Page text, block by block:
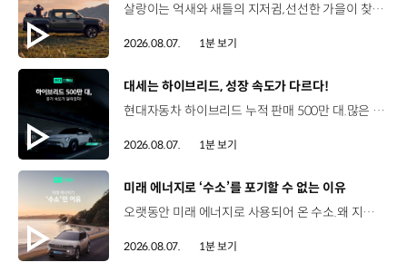
살랑이는 억새와 새들의 지저귐,선선한 가을이 찾아오는 소리. 더 기아 타스만과 함께 계절을 만나보세요. 🎧 *본 영상은 AI를 활용해 제작했습니다. #기아 #더기아타스만 #타스만 #가을 #입추 #Tasman #ASMR
2026.08.07. 1분 보기
[동영상]
대세는 하이브리드, 성장 속도가 다르다!
현대자동차 하이브리드 누적 판매 500만 대.많은 운전자들이 선택한 이유는 무엇일까요? 현대진행형 팟캐스트 EP.21에서 확인하세요.📻 #현대자동차그룹 #현대진행형 #모빌리티팟캐스트 #하이브리드 #연료 #미래모빌리티 #모빌리티
2026.08.07. 1분 보기
[동영상]
미래 에너지로 ‘수소’를 포기할 수 없는 이유
오랫동안 미래 에너지로 사용되어 온 수소.왜 지금까지도 중요한 선택지로 꼽힐까요? 현대진행형 팟캐스트 EP.21에서 확인하세요.📻 #현대자동차그룹 #현대진행형 #모빌리티팟캐스트 #수소전기차 #수소에너지 #연료 #미래모빌리티 #모빌리티
2026.08.07. 1분 보기